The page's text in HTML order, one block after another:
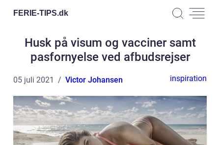
FERIE-TIPS.dk
Husk på visum og vacciner samt
pasfornyelse ved afbudsrejser
05 juli 2021 Victor Johansen inspiration